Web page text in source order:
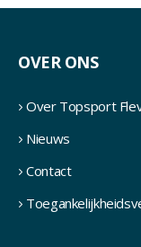
OVER ONS
Over Topsport
Nieuws
Contact